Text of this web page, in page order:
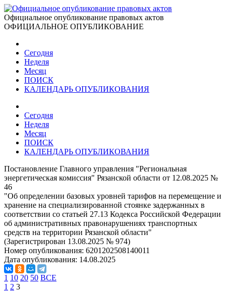
Официальное опубликование правовых актов
ОФИЦИАЛЬНОЕ ОПУБЛИКОВАНИЕ
Сегодня
Неделя
Месяц
ПОИСК
КАЛЕНДАРЬ ОПУБЛИКОВАНИЯ
Сегодня
Неделя
Месяц
ПОИСК
КАЛЕНДАРЬ ОПУБЛИКОВАНИЯ
Постановление Главного управления "Региональная
энергетическая комиссия" Рязанской области от 12.08.2025 №
46
"Об определении базовых уровней тарифов на перемещение и
хранение на специализированной стоянке задержанных в
соответствии со статьей 27.13 Кодекса Российской Федерации
об административных правонарушениях транспортных
средств на территории Рязанской области"
(Зарегистрирован 13.08.2025 № 974)
Номер опубликования: 6201202508140011
Дата опубликования: 14.08.2025
1 10 20 50 ВСЕ
1 2 3